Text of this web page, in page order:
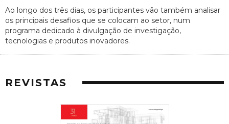
Ao longo dos três dias, os participantes vão também analisar
os principais desafios que se colocam ao setor, num
programa dedicado à divulgação de investigação,
tecnologias e produtos inovadores.
REVISTAS